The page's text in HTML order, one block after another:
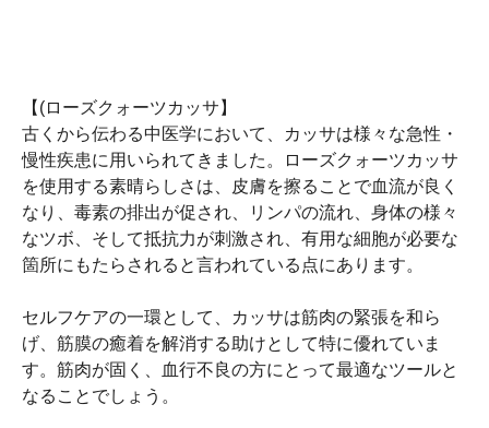
【(ローズクォーツカッサ】
古くから伝わる中医学において、カッサは様々な急性・
慢性疾患に用いられてきました。ローズクォーツカッサ
を使用する素晴らしさは、皮膚を擦ることで血流が良く
なり、毒素の排出が促され、リンパの流れ、身体の様々
なツボ、そして抵抗力が刺激され、有用な細胞が必要な
箇所にもたらされると言われている点にあります。
セルフケアの一環として、カッサは筋肉の緊張を和ら
げ、筋膜の癒着を解消する助けとして特に優れていま
す。筋肉が固く、血行不良の方にとって最適なツールと
なることでしょう。